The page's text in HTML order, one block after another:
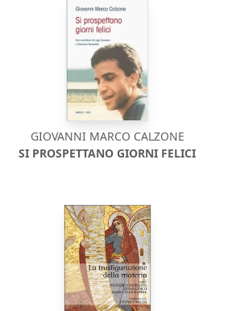
GIOVANNI MARCO CALZONE
SI PROSPETTANO GIORNI FELICI